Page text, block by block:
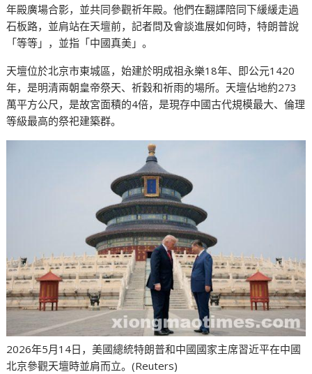
年殿廣場合影，並共同參觀祈年殿。他們在翻譯陪同下緩緩走過
石板路，並肩站在天壇前，記者問及會談進展如何時，特朗普說
「等等」，並指「中國真美」。
天壇位於北京市東城區，始建於明成祖永樂18年、即公元1420
年，是明清兩朝皇帝祭天、祈穀和祈雨的場所。天壇佔地約273
萬平方公尺，是故宮面積的4倍，是現存中國古代規模最大、倫理
等級最高的祭祀建築群。
2026年5月14日，美國總統特朗普和中國國家主席習近平在中國
北京參觀天壇時並肩而立。(Reuters)